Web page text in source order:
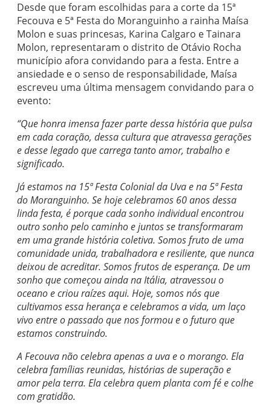
Desde que foram escolhidas para a corte da 15ª
Fecouva e 5ª Festa do Moranguinho a rainha Maísa
Molon e suas princesas, Karina Calgaro e Tainara
Molon, representaram o distrito de Otávio Rocha
município afora convidando para a festa. Entre a
ansiedade e o senso de responsabilidade, Maísa
escreveu uma última mensagem convidando para o
evento:
“Que honra imensa fazer parte dessa história que pulsa
em cada coração, dessa cultura que atravessa gerações
e desse legado que carrega tanto amor, trabalho e
significado.
Já estamos na 15ª Festa Colonial da Uva e na 5ª Festa
do Moranguinho. Se hoje celebramos 60 anos dessa
linda festa, é porque cada sonho individual encontrou
outro sonho pelo caminho e juntos se transformaram
em uma grande história coletiva. Somos fruto de uma
comunidade unida, trabalhadora e resiliente, que nunca
deixou de acreditar. Somos frutos de esperança. De um
sonho que começou ainda na Itália, atravessou o
oceano e criou raízes aqui. Hoje, somos nós que
cultivamos essa herança e celebramos a vida, um laço
vivo entre o passado que nos formou e o futuro que
estamos construindo.
A Fecouva não celebra apenas a uva e o morango. Ela
celebra famílias reunidas, histórias de superação e
amor pela terra. Ela celebra quem planta com fé e colhe
com gratidão.